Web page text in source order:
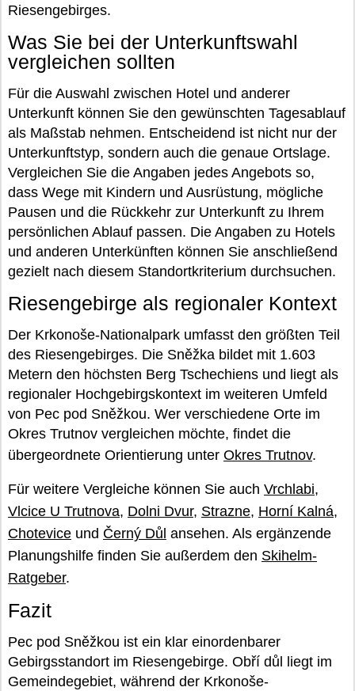
Riesengebirges.
Was Sie bei der Unterkunftswahl
vergleichen sollten
Für die Auswahl zwischen Hotel und anderer
Unterkunft können Sie den gewünschten Tagesablauf
als Maßstab nehmen. Entscheidend ist nicht nur der
Unterkunftstyp, sondern auch die genaue Ortslage.
Vergleichen Sie die Angaben jedes Angebots so,
dass Wege mit Kindern und Ausrüstung, mögliche
Pausen und die Rückkehr zur Unterkunft zu Ihrem
persönlichen Ablauf passen. Die Angaben zu Hotels
und anderen Unterkünften können Sie anschließend
gezielt nach diesem Standortkriterium durchsuchen.
Riesengebirge als regionaler Kontext
Der Krkonoše-Nationalpark umfasst den größten Teil
des Riesengebirges. Die Sněžka bildet mit 1.603
Metern den höchsten Berg Tschechiens und liegt als
regionaler Hochgebirgskontext im weiteren Umfeld
von Pec pod Sněžkou. Wer verschiedene Orte im
Okres Trutnov vergleichen möchte, findet die
übergeordnete Orientierung unter Okres Trutnov.
Für weitere Vergleiche können Sie auch Vrchlabi,
Vlcice U Trutnova, Dolni Dvur, Strazne, Horní Kalná,
Chotevice und Černý Důl ansehen. Als ergänzende
Planungshilfe finden Sie außerdem den Skihelm-
Ratgeber.
Fazit
Pec pod Sněžkou ist ein klar einordenbarer
Gebirgsstandort im Riesengebirge. Obří důl liegt im
Gemeindegebiet, während der Krkonoše-